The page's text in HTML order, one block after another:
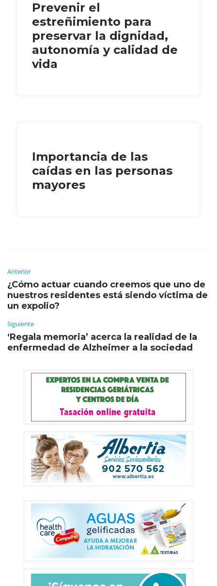
Prevenir el
estreñimiento para
preservar la dignidad,
autonomía y calidad de
vida
Importancia de las
caídas en las personas
mayores
Anterior
¿Cómo actuar cuando creemos que uno de
nuestros residentes está siendo víctima de
un expolio?
Siguiente
‘Regala memoria’ acerca la realidad de la
enfermedad de Alzheimer a la sociedad